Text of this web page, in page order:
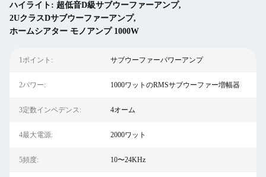
ハイライト: 超低音D級サブウーファーアンプ,
2UクラスDサブウーファーアンプ,
ホームシアター モノアンプ 1000W
1ポイント: サブウーファーパワーアンプ
2パワー: 1000ワットのRMSサブウーファー増幅器
3定数インペデンス: 4オーム
4最大電源: 2000ワット
5頻度: 10〜24KHz